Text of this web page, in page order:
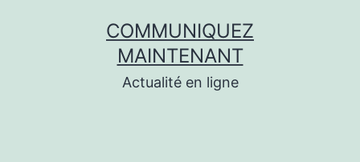
COMMUNIQUEZ
MAINTENANT
Actualité en ligne